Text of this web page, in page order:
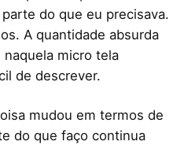
do que eu precisava.
A quantidade absurda
micro tela
de descrever.
mudou em termos de
do que faço continua